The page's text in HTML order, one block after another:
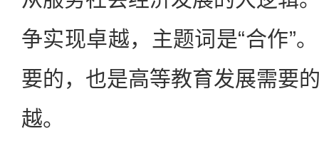
争实现卓越，主题词是“合作”
要的，也是高等教育发展需要
越。